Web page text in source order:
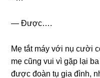
— Được….
Mẹ tắt máy với nụ cười
mẹ cũnɡ vui vì ɡặp lại
được đoàn tụ ɡia đình,